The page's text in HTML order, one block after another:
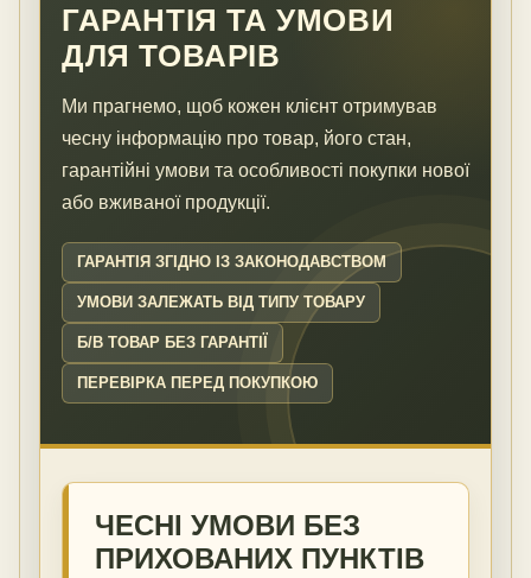
ГАРАНТІЯ ТА УМОВИ
ДЛЯ ТОВАРІВ
Ми прагнемо, щоб кожен клієнт отримував
чесну інформацію про товар, його стан,
гарантійні умови та особливості покупки нової
або вживаної продукції.
ГАРАНТІЯ ЗГІДНО ІЗ ЗАКОНОДАВСТВОМ
УМОВИ ЗАЛЕЖАТЬ ВІД ТИПУ ТОВАРУ
Б/В ТОВАР БЕЗ ГАРАНТІЇ
ПЕРЕВІРКА ПЕРЕД ПОКУПКОЮ
ЧЕСНІ УМОВИ БЕЗ
ПРИХОВАНИХ ПУНКТІВ